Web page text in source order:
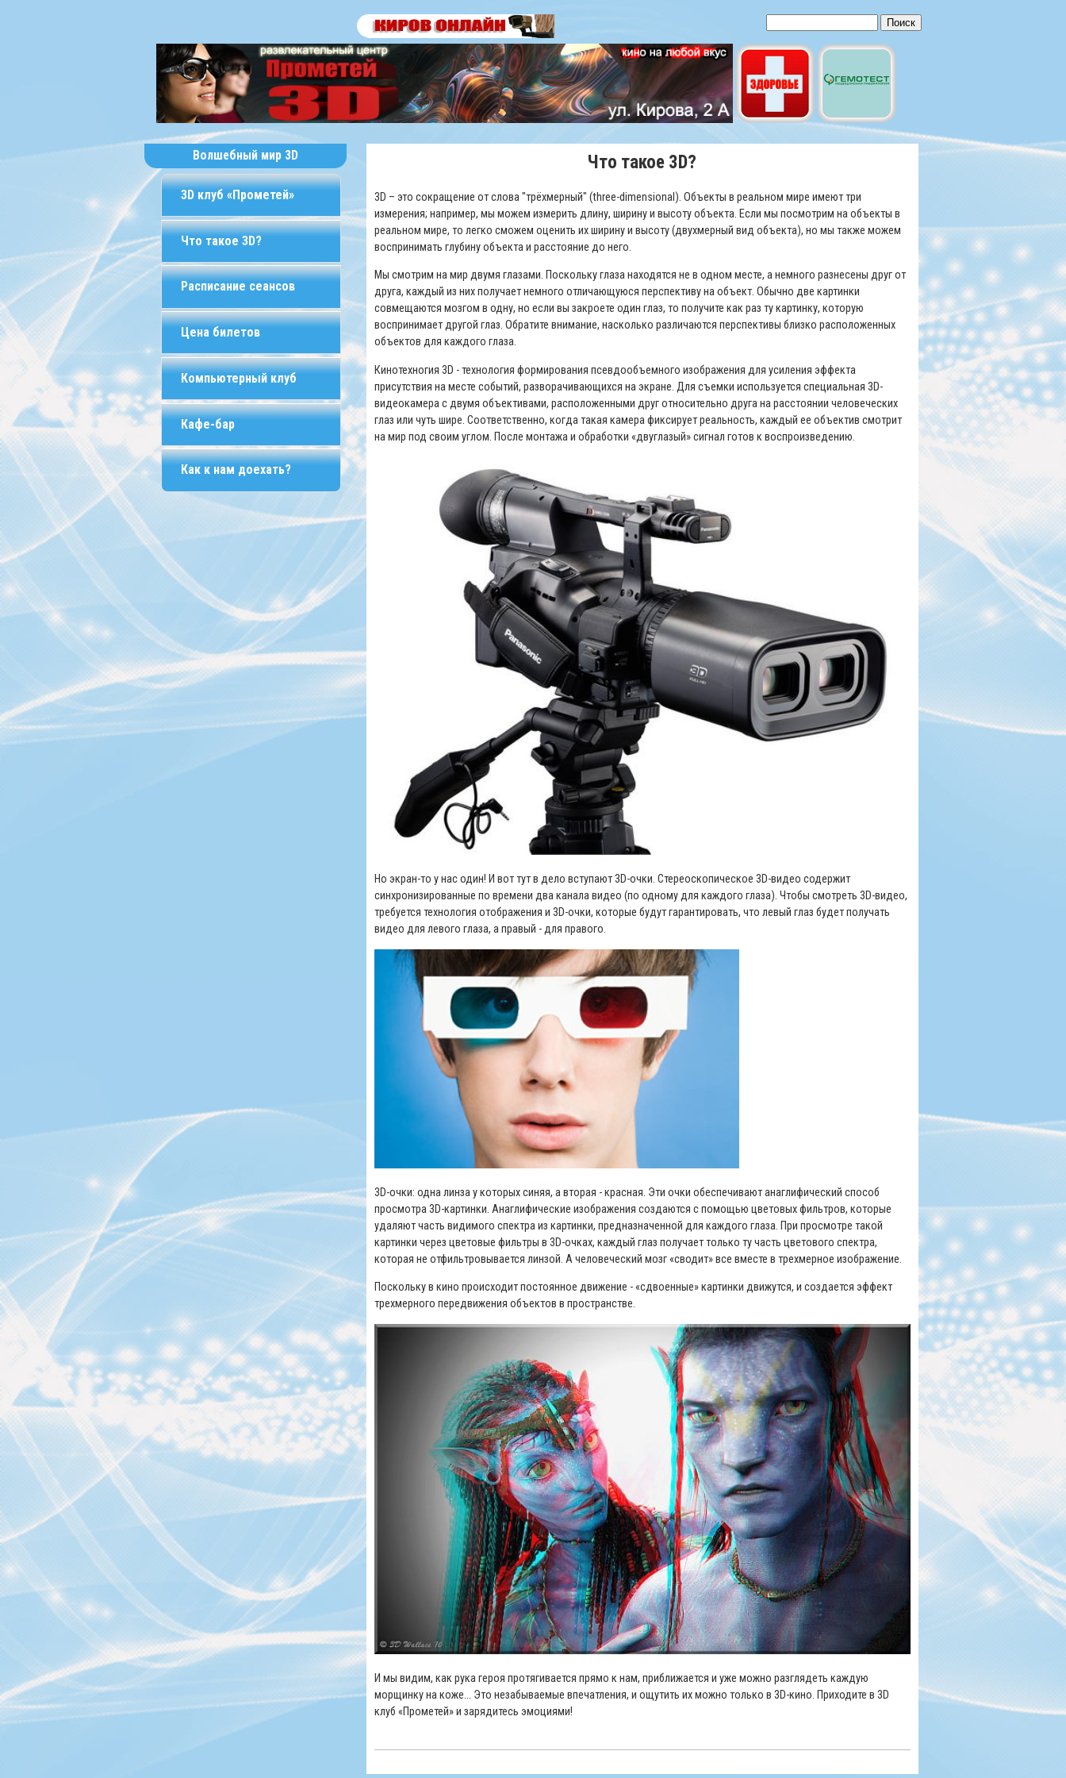
Волшебный мир 3D
3D клуб «Прометей»
Что такое 3D?
Расписание сеансов
Цена билетов
Компьютерный клуб
Кафе-бар
Как к нам доехать?
Что такое 3D?
3D – это сокращение от слова "трёхмерный" (three-dimensional). Объекты в реальном мире имеют три
измерения; например, мы можем измерить длину, ширину и высоту объекта. Если мы посмотрим на объекты в
реальном мире, то легко сможем оценить их ширину и высоту (двухмерный вид объекта), но мы также можем
воспринимать глубину объекта и расстояние до него.
Мы смотрим на мир двумя глазами. Поскольку глаза находятся не в одном месте, а немного разнесены друг от
друга, каждый из них получает немного отличающуюся перспективу на объект. Обычно две картинки
совмещаются мозгом в одну, но если вы закроете один глаз, то получите как раз ту картинку, которую
воспринимает другой глаз. Обратите внимание, насколько различаются перспективы близко расположенных
объектов для каждого глаза.
Кинотехногия 3D - технология формирования псевдообъемного изображения для усиления эффекта
присутствия на месте событий, разворачивающихся на экране. Для съемки используется специальная 3D-
видеокамера с двумя объективами, расположенными друг относительно друга на расстоянии человеческих
глаз или чуть шире. Соответственно, когда такая камера фиксирует реальность, каждый ее объектив смотрит
на мир под своим углом. После монтажа и обработки «двуглазый» сигнал готов к воспроизведению.
Но экран-то у нас один! И вот тут в дело вступают 3D-очки. Стереоскопическое 3D-видео содержит
синхронизированные по времени два канала видео (по одному для каждого глаза). Чтобы смотреть 3D-видео,
требуется технология отображения и 3D-очки, которые будут гарантировать, что левый глаз будет получать
видео для левого глаза, а правый - для правого.
3D-очки: одна линза у которых синяя, а вторая - красная. Эти очки обеспечивают анаглифический способ
просмотра 3D-картинки. Анаглифические изображения создаются с помощью цветовых фильтров, которые
удаляют часть видимого спектра из картинки, предназначенной для каждого глаза. При просмотре такой
картинки через цветовые фильтры в 3D-очках, каждый глаз получает только ту часть цветового спектра,
которая не отфильтровывается линзой. А человеческий мозг «сводит» все вместе в трехмерное изображение.
Поскольку в кино происходит постоянное движение - «сдвоенные» картинки движутся, и создается эффект
трехмерного передвижения объектов в пространстве.
И мы видим, как рука героя протягивается прямо к нам, приближается и уже можно разглядеть каждую
морщинку на коже... Это незабываемые впечатления, и ощутить их можно только в 3D-кино. Приходите в 3D
клуб «Прометей» и зарядитесь эмоциями!